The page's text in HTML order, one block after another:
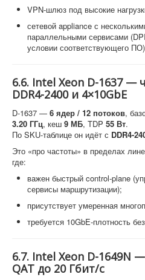
VPN-шлюз под высокие
сетевой appliance с
параллельными сервисами
условии соответствующего
6.6. Intel Xeon D-1637 —
DDR4-2400 и 4×10GbE
D-1637 — 6 ядер / 12 потоков,
3.20 ГГц, кеш 9 МБ, TDP 55 Вт.
По SKU-таблице он идёт с DDR4-
Это «про частоты» в пределах
где:
важен быстрый control-plane
сервисы маршрутизации);
присутствует умеренная
требуется 10GbE-плотность
6.7. Intel Xeon D-1649N
QAT до 20 Гбит/с